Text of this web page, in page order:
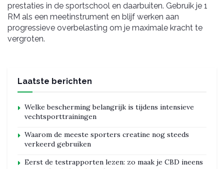
prestaties in de sportschool en daarbuiten. Gebruik je 1
RM als een meetinstrument en blijf werken aan
progressieve overbelasting om je maximale kracht te
vergroten.
Laatste berichten
Welke bescherming belangrijk is tijdens intensieve
vechtsporttrainingen
Waarom de meeste sporters creatine nog steeds
verkeerd gebruiken
Eerst de testrapporten lezen: zo maak je CBD ineens